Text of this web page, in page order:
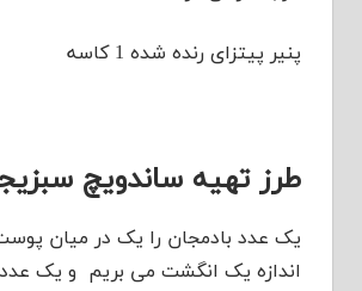
پنیر پیتزای رنده شده 1 کاسه
طرز تهیه ساندویچ
یک عدد بادمجان را یک در میان
اندازه یک انگشت می بریم و یک